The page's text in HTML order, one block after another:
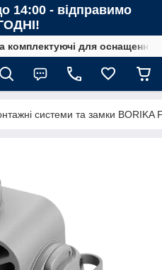
14:00 - відправимо
комплектуючі для оснащення
системи та замки BORIKA